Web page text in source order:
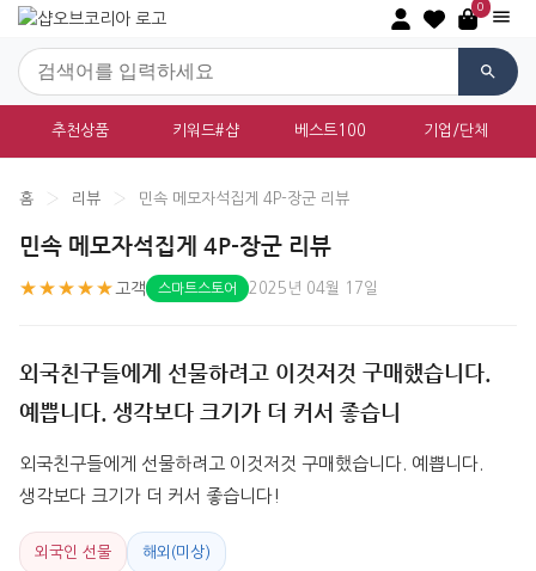
0
추천상품 키워드#샵 베스트100 기업/단체
홈 › 리뷰 › 민속 메모자석집게 4P-장군 리뷰
민속 메모자석집게 4P-장군 리뷰
★★★★★ 고객 스마트스토어 2025년 04월 17일
외국친구들에게 선물하려고 이것저것 구매했습니다.
예쁩니다. 생각보다 크기가 더 커서 좋습니
외국친구들에게 선물하려고 이것저것 구매했습니다. 예쁩니다.
생각보다 크기가 더 커서 좋습니다!
외국인 선물 해외(미상)